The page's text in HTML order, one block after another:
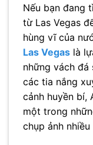
Nếu bạn đang
từ Las Vegas
hùng vĩ của
Las Vegas là
những vách đá
các tia nắng
cảnh huyền bí,
một trong
chụp ảnh